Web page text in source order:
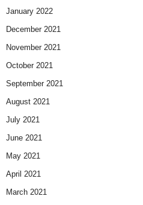
January 2022
December 2021
November 2021
October 2021
September 2021
August 2021
July 2021
June 2021
May 2021
April 2021
March 2021